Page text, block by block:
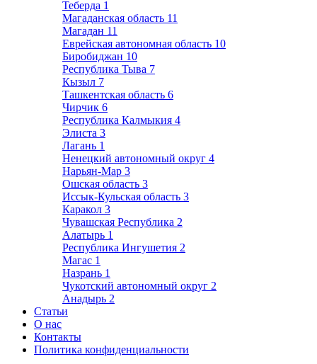
Теберда 1
Магаданская область 11
Магадан 11
Еврейская автономная область 10
Биробиджан 10
Республика Тыва 7
Кызыл 7
Ташкентская область 6
Чирчик 6
Республика Калмыкия 4
Элиста 3
Лагань 1
Ненецкий автономный округ 4
Нарьян-Мар 3
Ошская область 3
Иссык-Кульская область 3
Каракол 3
Чувашская Республика 2
Алатырь 1
Республика Ингушетия 2
Магас 1
Назрань 1
Чукотский автономный округ 2
Анадырь 2
Статьи
О нас
Контакты
Политика конфиденциальности